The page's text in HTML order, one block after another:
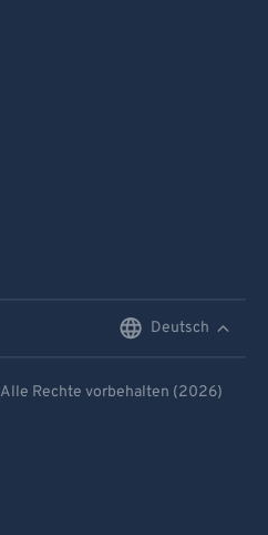
Deutsch
Alle Rechte vorbehalten (2026)